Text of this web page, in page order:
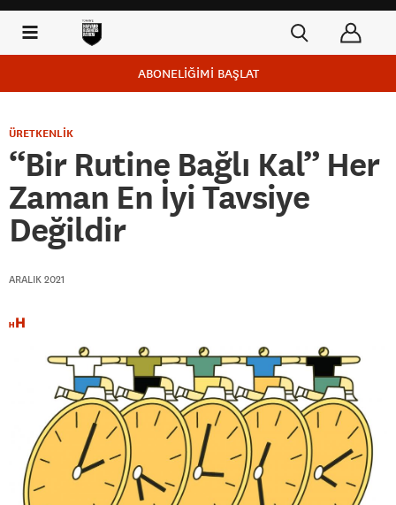
ABONELİĞİMİ BAŞLAT
ÜRETKENLİK
“Bir Rutine Bağlı Kal” Her
Zaman En İyi Tavsiye
Değildir
ARALIK 2021